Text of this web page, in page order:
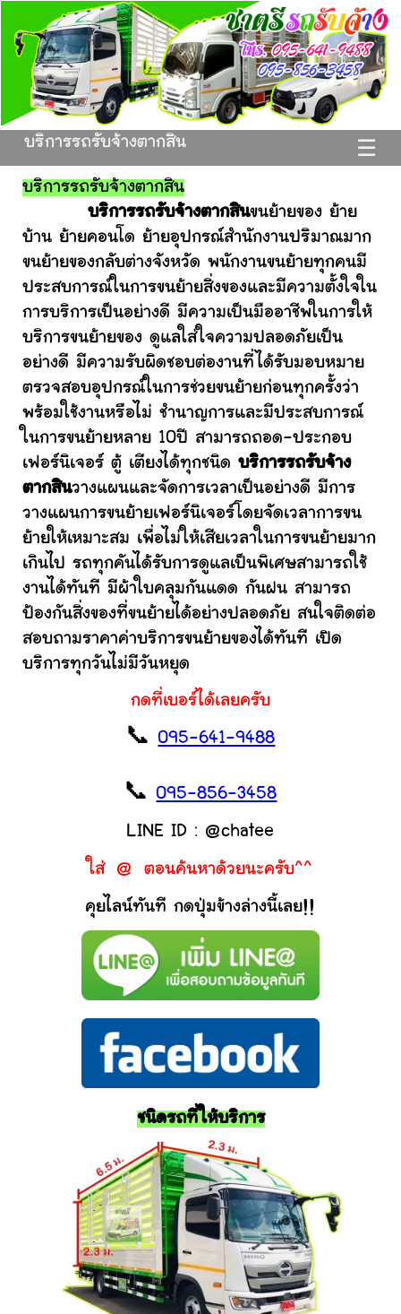
☰
บริการรถรับจ้างตากสิน
บริการรถรับจ้างตากสิน
บริการรถรับจ้างตากสินขนย้ายของ ย้าย
บ้าน ย้ายคอนโด ย้ายอุปกรณ์สำนักงานปริมาณมาก
ขนย้ายของกลับต่างจังหวัด พนักงานขนย้ายทุกคนมี
ประสบการณ์ในการขนย้ายสิ่งของและมีความตั้งใจใน
การบริการเป็นอย่างดี มีความเป็นมืออาชีพในการให้
บริการขนย้ายของ ดูแลใส่ใจความปลอดภัยเป็น
อย่างดี มีความรับผิดชอบต่องานที่ได้รับมอบหมาย
ตรวจสอบอุปกรณ์ในการช่วยขนย้ายก่อนทุกครั้งว่า
พร้อมใช้งานหรือไม่ ชำนาญการและมีประสบการณ์
ในการขนย้ายหลาย 10ปี สามารถถอด-ประกอบ
เฟอร์นิเจอร์ ตู้ เตียงได้ทุกชนิดบริการรถรับจ้าง
ตากสินวางแผนและจัดการเวลาเป็นอย่างดี มีการ
วางแผนการขนย้ายเฟอร์นิเจอร์โดยจัดเวลาการขน
ย้ายให้เหมาะสม เพื่อไม่ให้เสียเวลาในการขนย้ายมาก
เกินไป รถทุกคันได้รับการดูแลเป็นพิเศษสามารถใช้
งานได้ทันที มีผ้าใบคลุมกันแดด กันฝน สามารถ
ป้องกันสิ่งของที่ขนย้ายได้อย่างปลอดภัย สนใจติดต่อ
สอบถามราคาค่าบริการขนย้ายของได้ทันที เปิด
บริการทุกวันไม่มีวันหยุด
กดที่เบอร์ได้เลยครับ
📞095-641-9488
📞095-856-3458
LINE ID : @chatee
ใส่ @ ตอนค้นหาด้วยนะครับ^^
คุยไลน์ทันที กดปุ่มข้างล่างนี้เลย!!
ชนิดรถที่ให้บริการ